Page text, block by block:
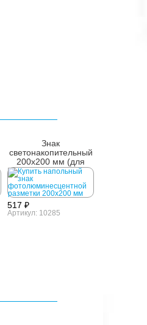
Знак
светонакопительный
200x200 мм (для
пола)
517 ₽
Артикул: 10285